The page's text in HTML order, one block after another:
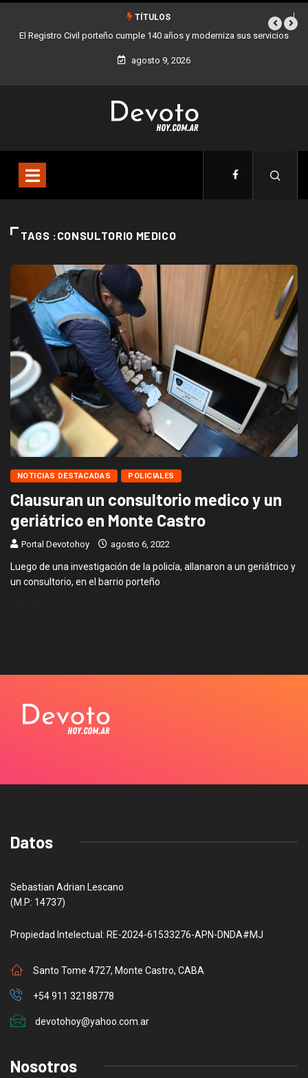
TÍTULOS
El Registro Civil porteño cumple 140 años y moderniza sus servicios
agosto 9, 2026
TAGS :CONSULTORIO MEDICO
NOTICIAS DESTACADAS POLICIALES
Clausuran un consultorio medico y un
geriátrico en Monte Castro
Portal Devotohoy agosto 6, 2022
Luego de una investigación de la policía, allanaron a un geriátrico y
un consultorio, en el barrio porteño
Datos
Sebastian Adrian Lescano
(M.P: 14737)
Propiedad Intelectual: RE-2024-61533276-APN-DNDA#MJ
Santo Tome 4727, Monte Castro, CABA
+54 911 32188778
devotohoy@yahoo.com.ar
Nosotros